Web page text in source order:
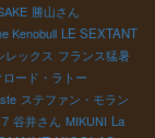
勝山さん
Kenobull LE SEXTANT
レックス フランス猛暑
ード・ラトー
ステファン・モラン
谷井さん MIKUNI La